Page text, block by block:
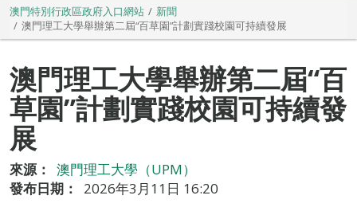
澳門特別行政區政府入口網站
新聞
澳門理工大學舉辦第二屆“百草園”計劃實踐校園可持續發展
澳門理工大學舉辦第二屆“百
草園”計劃實踐校園可持續發
展
來源：
澳門理工大學（UPM）
發布日期：
2026年3月11日 16:20